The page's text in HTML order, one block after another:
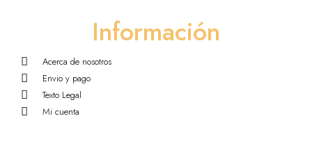
Información
Acerca de nosotros
Envio y pago
Texto Legal
Mi cuenta